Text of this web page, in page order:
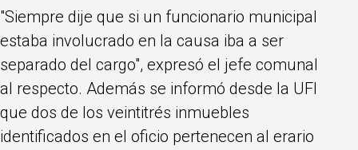
"Siempre dije que si un funcionario municipal
estaba involucrado en la causa iba a ser
separado del cargo", expresó el jefe comunal
al respecto. Además se informó desde la UFI
que dos de los veintitrés inmuebles
identificados en el oficio pertenecen al erario